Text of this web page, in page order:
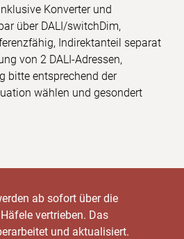
Konverter und
über DALI/switchDim,
Indirektanteil separat
von 2 DALI-Adressen,
bitte entsprechend der
wählen und gesondert
ab sofort über die
vertrieben. Das
und aktualisiert.